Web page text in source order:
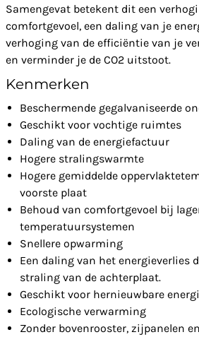
Samengevat betekent dit een
comfortgevoel, een daling van je
verhoging van de efficiëntie van je
en verminder je de CO2 uitstoot.
Kenmerken
Beschermende gegalvaniseerde
Geschikt voor vochtige ruimtes
Daling van de energiefactuur
Hogere stralingswarmte
Hogere gemiddelde
voorste plaat
Behoud van comfortgevoel bij
temperatuursystemen
Snellere opwarming
Een daling van het energieverlies
straling van de achterplaat.
Geschikt voor hernieuwbare
Ecologische verwarming
Zonder bovenrooster, zijpanelen